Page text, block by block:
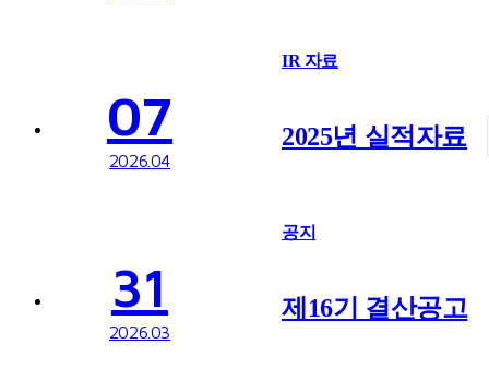
07
2026.04
IR 자료
2025년 실적자료
31
2026.03
공지
제16기 결산공고